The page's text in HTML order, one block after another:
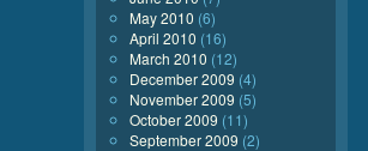
May 2010 (6)
April 2010 (16)
March 2010 (12)
December 2009 (4)
November 2009 (5)
October 2009 (11)
September 2009 (2)